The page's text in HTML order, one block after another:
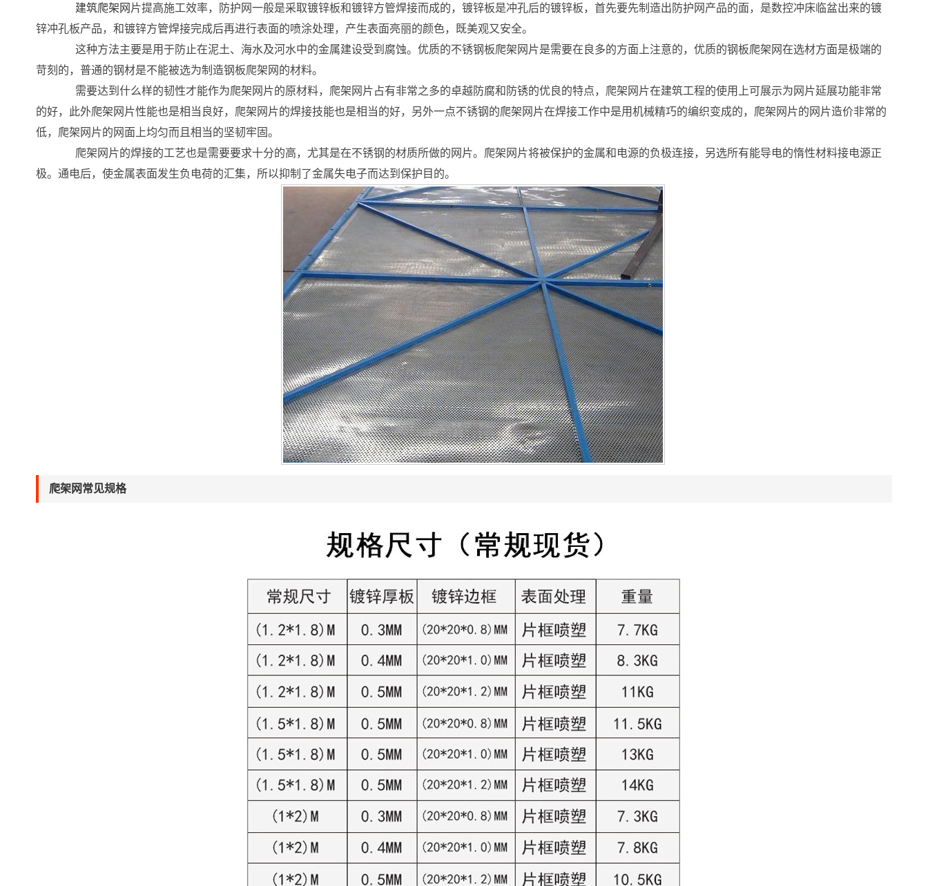
建筑爬架网 片提高施工效率，防护网一般是采取镀锌板和镀锌方管焊接而成的，镀锌板是冲孔后的镀锌板，首先要先制造出防护网产品的面，是数控冲床临盆出来的镀
锌冲孔板产品，和镀锌方管焊接完成后再进行表面的喷涂处理，产生表面亮丽的颜色，既美观又安全。
这种方法主要是用于防止在泥土、海水及河水中的金属建设受到腐蚀。优质的不锈钢板爬架网片是需要在良多的方面上注意的，优质的钢板爬架网在选材方面是极端的
苛刻的，普通的钢材是不能被选为制造钢板爬架网的材料。
需要达到什么样的韧性才能作为爬架网片的原材料，爬架网片占有非常之多的卓越防腐和防锈的优良的特点，爬架网片在建筑工程的使用上可展示为网片延展功能非常
的好，此外爬架网片性能也是相当良好，爬架网片的焊接技能也是相当的好，另外一点不锈钢的爬架网片在焊接工作中是用机械精巧的编织变成的，爬架网片的网片造价非常的
低，爬架网片的网面上均匀而且相当的坚韧牢固。
爬架网片的焊接的工艺也是需要要求十分的高，尤其是在不锈钢的材质所做的网片。爬架网片将被保护的金属和电源的负极连接，另选所有能导电的惰性材料接电源正
极。通电后，使金属表面发生负电荷的汇集，所以抑制了金属失电子而达到保护目的。
爬架网常见规格